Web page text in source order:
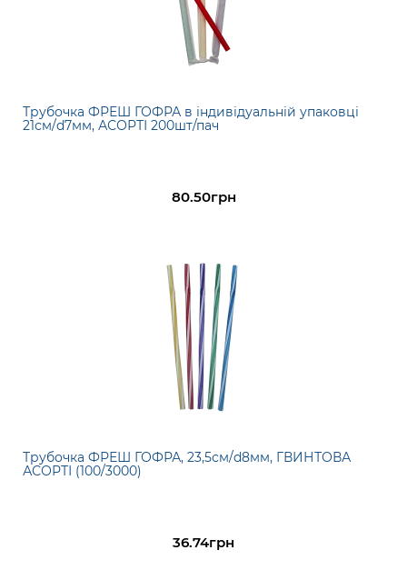
Трубочка ФРЕШ ГОФРА в індивідуальній упаковці
21см/d7мм, АСОРТІ 200шт/пач
80.50грн
Трубочка ФРЕШ ГОФРА, 23,5см/d8мм, ГВИНТОВА
АСОРТІ (100/3000)
36.74грн